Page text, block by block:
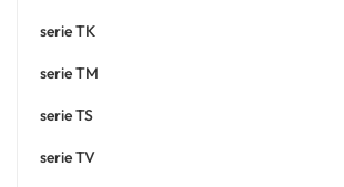
serie TK
serie TM
serie TS
serie TV